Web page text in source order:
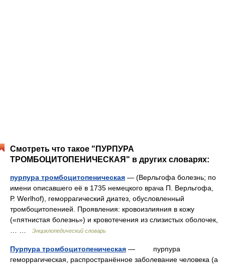
Смотреть что такое "ПУРПУРА
ТРОМБОЦИТОПЕНИЧЕСКАЯ" в других словарях:
пурпура тромбоцитопеническая — (Верльгофа болезнь; по
имени описавшего её в 1735 немецкого врача П. Верльгофа,
Р. Werlhof), геморрагический диатез, обусловленный
тромбоцитопенией. Проявления: кровоизлияния в кожу
(«пятнистая болезнь») и кровотечения из слизистых оболочек,
Энциклопедический словарь
Пурпура тромбоцитопеническая — пурпура
геморрагическая, распространённое заболевание человека (а